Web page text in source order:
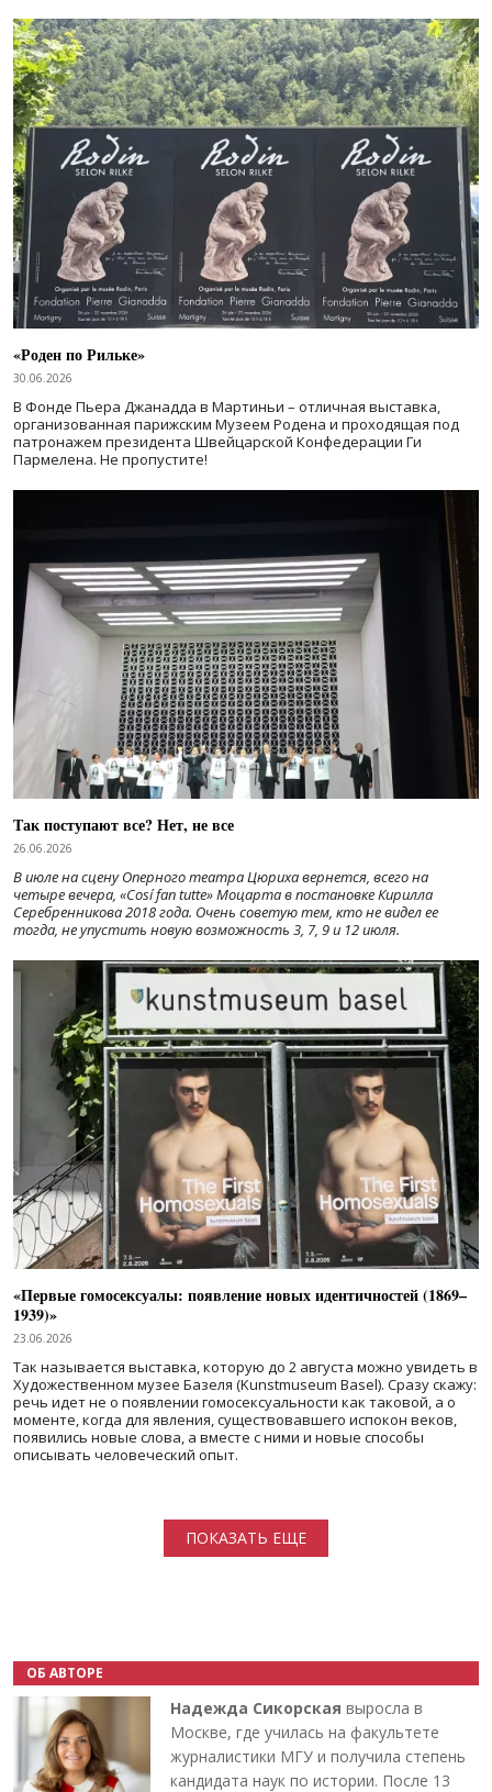
«Роден по Рильке»
30.06.2026
В Фонде Пьера Джанадда в Мартиньи – отличная выставка,
организованная парижским Музеем Родена и проходящая под
патронажем президента Швейцарской Конфедерации Ги
Пармелена. Не пропустите!
Так поступают все? Нет, не все
26.06.2026
В июле на сцену Оперного театра Цюриха вернется, всего на
четыре вечера, «Cosí fan tutte» Моцарта в постановке Кирилла
Серебренникова 2018 года. Очень советую тем, кто не видел ее
тогда, не упустить новую возможность 3, 7, 9 и 12 июля.
«Первые гомосексуалы: появление новых идентичностей (1869–
1939)»
23.06.2026
Так называется выставка, которую до 2 августа можно увидеть в
Художественном музее Базеля (Kunstmuseum Basel). Сразу скажу:
речь идет не о появлении гомосексуальности как таковой, а о
моменте, когда для явления, существовавшего испокон веков,
появились новые слова, а вместе с ними и новые способы
описывать человеческий опыт.
ПОКАЗАТЬ ЕЩЕ
ОБ АВТОРЕ
Надежда Сикорская выросла в
Москве, где училась на факультете
журналистики МГУ и получила степень
кандидата наук по истории. После 13